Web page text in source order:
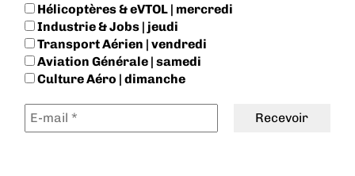
Hélicoptères & eVTOL | mercredi
Industrie & Jobs | jeudi
Transport Aérien | vendredi
Aviation Générale | samedi
Culture Aéro | dimanche